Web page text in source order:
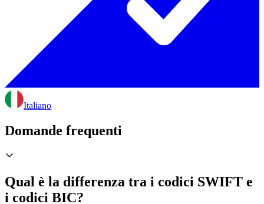
Italiano
Domande frequenti
Qual è la differenza tra i codici SWIFT e
i codici BIC?